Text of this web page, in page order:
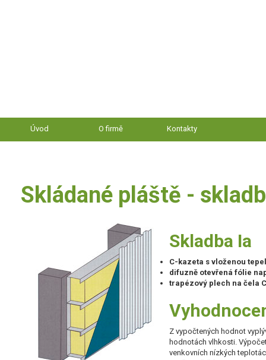
Úvod O firmě Kontakty
Skládané pláště -
Skladba Ia
C-kazeta s vloženou
difuzně otevřená fólie
trapézový plech na čela
Z vypočtených hodnot
hodnotách vlhkosti.
venkovních nízkých